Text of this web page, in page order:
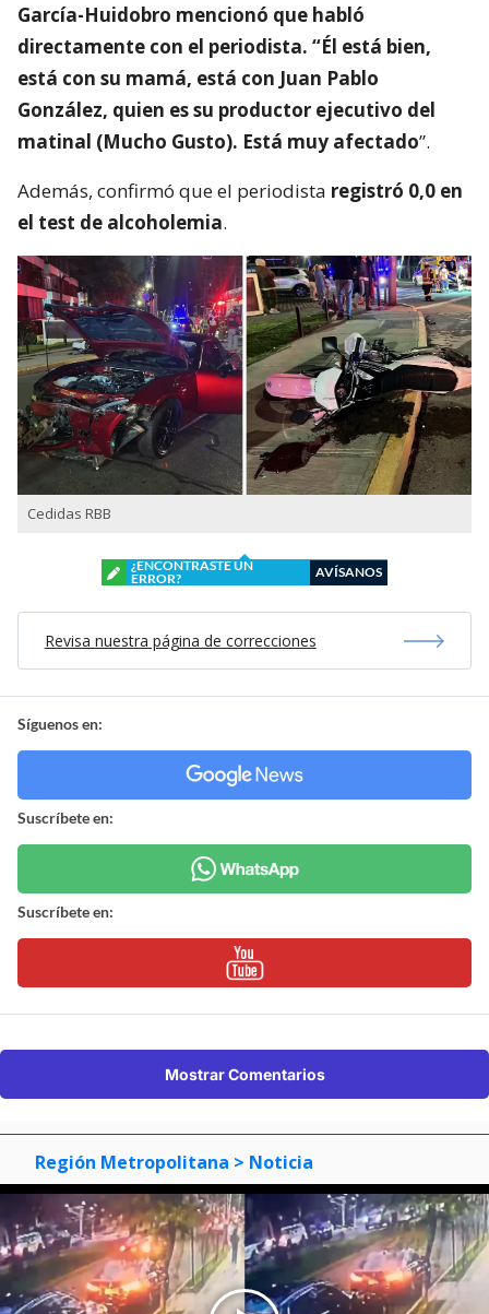
García-Huidobro mencionó que habló
directamente con el periodista. “Él está bien,
está con su mamá, está con Juan Pablo
González, quien es su productor ejecutivo del
matinal (Mucho Gusto). Está muy afectado”.
Además, confirmó que el periodista registró 0,0 en
el test de alcoholemia.
Cedidas RBB
¿ENCONTRASTE UN
ERROR?
AVÍSANOS
Revisa nuestra página de correcciones
Síguenos en:
Suscríbete en:
Suscríbete en:
Mostrar Comentarios
Región Metropolitana > Noticia